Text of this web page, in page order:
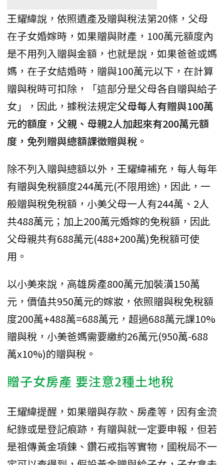
王耀緯說，依照遺產及贈與稅法第20條，父母
在子女婚嫁時，如果贈與財產，100萬元額度內
是不用列入贈與金額，也就是說，如果爸爸或媽
媽，在子女結婚時，贈與100萬元以下，在計算
贈與稅時可扣除，「這部分是父母各自贈與給子
女」，因此，據稅法規定父母每人有贈與100萬
元的額度，父親、母親2人加起來有200萬元額
度，免列贈與總額課徵贈與稅。
除不列入贈與總額以外，王耀緯補充，每人每年
有贈與免稅額度244萬元(不限用途)，因此，一
般贈與稅免稅額，小美父母一人有244萬、2人
共488萬元；加上200萬元婚嫁的免稅額，因此
父母親共有688萬元(488+200萬)免稅額可使
用。
以小美來說，高雄房產800萬元加裝潢150萬
元，價值共950萬元的嫁妝，依照贈與稅免稅額
度200萬+488萬=688萬元，超過688萬元課10%
贈與稅，小美爸媽需要繳約26萬元(950萬-688
萬x10%)的贈與稅。
贈子女房產 要注意2種土地稅
王耀緯提醒，如果贈與存款、房產等，因有金流
紀錄或是登記痕跡，有贈與就一定要申報，但若
是祖傳黃金項鍊、鑽石戒指等實物，國稅局不一